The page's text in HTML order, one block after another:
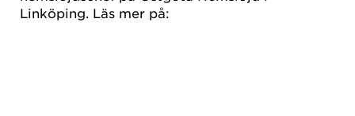
Linköping. Läs mer på: